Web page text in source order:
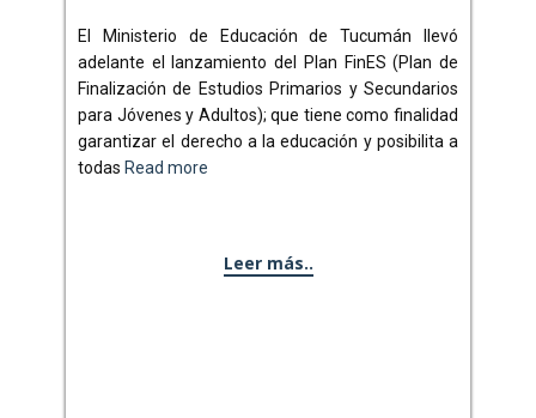
El Ministerio de Educación de Tucumán llevó
adelante el lanzamiento del Plan FinES (Plan de
Finalización de Estudios Primarios y Secundarios
para Jóvenes y Adultos); que tiene como finalidad
garantizar el derecho a la educación y posibilita a
todas Read more
Leer más..